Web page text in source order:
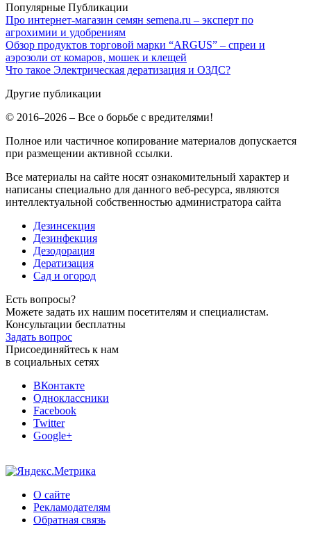
Популярные Публикации
Про интернет-магазин семян semena.ru – эксперт по
агрохимии и удобрениям
Обзор продуктов торговой марки “ARGUS” – спреи и
аэрозоли от комаров, мошек и клещей
Что такое Электрическая дератизация и ОЗДС?
Другие публикации
© 2016–2026 – Все о борьбе с вредителями!
Полное или частичное копирование материалов допускается
при размещении активной ссылки.
Все материалы на сайте носят ознакомительный характер и
написаны специально для данного веб-ресурса, являются
интеллектуальной собственностью администратора сайта
Дезинсекция
Дезинфекция
Дезодорация
Дератизация
Сад и огород
Есть вопросы?
Можете задать их нашим посетителям и специалистам.
Консультации бесплатны
Задать вопрос
Присоединяйтесь к нам
в социальных сетях
ВКонтакте
Одноклассники
Facebook
Twitter
Google+
О сайте
Рекламодателям
Обратная связь